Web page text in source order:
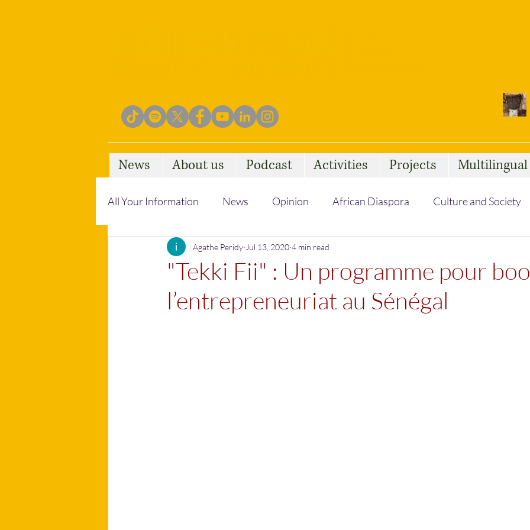
News About us Podcast Activities Projects Multilingual
All Your Information News Opinion African Diaspora Culture and Society
Empowering Communities Social Issues
"Tekki Fii" : Un programme pour
l’entrepreneuriat au Sénégal
Agathe Peridy Jul 13, 2020 4 min read